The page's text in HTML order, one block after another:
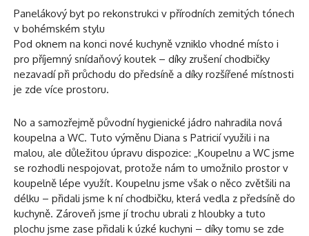
Panelákový byt po rekonstrukci v přírodních zemitých tónech
v bohémském stylu
Pod oknem na konci nové kuchyně vzniklo vhodné místo i
pro příjemný snídaňový koutek – díky zrušení chodbičky
nezavadí při průchodu do předsíně a díky rozšířené místnosti
je zde více prostoru.
No a samozřejmě původní hygienické jádro nahradila nová
koupelna a WC. Tuto výměnu Diana s Patricií využili i na
malou, ale důležitou úpravu dispozice: „Koupelnu a WC jsme
se rozhodli nespojovat, protože nám to umožnilo prostor v
koupelně lépe využít. Koupelnu jsme však o něco zvětšili na
délku – přidali jsme k ní chodbičku, která vedla z předsíně do
kuchyně. Zároveň jsme jí trochu ubrali z hloubky a tuto
plochu jsme zase přidali k úzké kuchyni – díky tomu se zde